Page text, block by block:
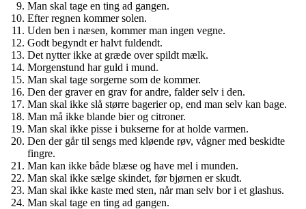
Man skal tage en ting ad gangen.
Efter regnen kommer solen.
Uden ben i næsen, kommer man ingen vegne.
Godt begyndt er halvt fuldendt.
Det nytter ikke at græde over spildt mælk.
Morgenstund har guld i mund.
Man skal tage sorgerne som de kommer.
Den der graver en grav for andre, falder selv i den.
Man skal ikke slå større bagerier op, end man selv kan bage.
Man må ikke blande bier og citroner.
Man skal ikke pisse i bukserne for at holde varmen.
Den der går til sengs med kløende røv, vågner med beskidte
fingre.
Man kan ikke både blæse og have mel i munden.
Man skal ikke sælge skindet, før bjørnen er skudt.
Man skal ikke kaste med sten, når man selv bor i et glashus.
Man skal tage en ting ad gangen.